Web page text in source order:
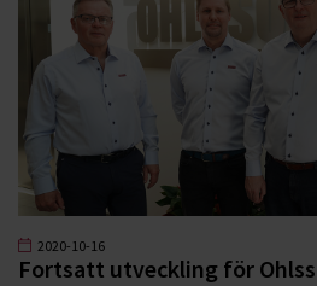
2020-10-16
Fortsatt utveckling för